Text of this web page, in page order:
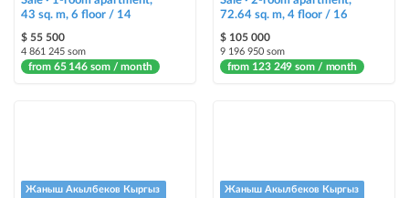
43 sq. m, 6 floor / 14
$ 55 500
4 861 245 som
from 65 146 som / month
72.64 sq. m, 4 floor / 16
$ 105 000
9 196 950 som
from 123 249 som / month
Жаныш Акылбеков Кыргыз
Жаныш Акылбеков Кыргыз